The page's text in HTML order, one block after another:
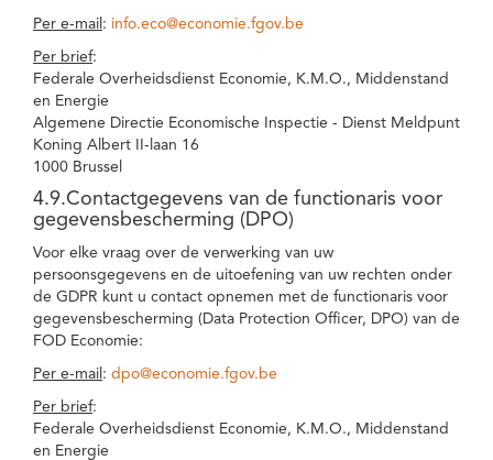
Per e-mail : info.eco@economie.fgov.be
Per brief:
Federale Overheidsdienst Economie, K.M.O., Middenstand
en Energie
Algemene Directie Economische Inspectie - Dienst Meldpunt
Koning Albert II-laan 16
1000 Brussel
4.9.Contactgegevens van de functionaris voor
gegevensbescherming (DPO)
Voor elke vraag over de verwerking van uw
persoonsgegevens en de uitoefening van uw rechten onder
de GDPR kunt u contact opnemen met de functionaris voor
gegevensbescherming (Data Protection Officer, DPO) van de
FOD Economie:
Per e-mail : dpo@economie.fgov.be
Per brief:
Federale Overheidsdienst Economie, K.M.O., Middenstand
en Energie